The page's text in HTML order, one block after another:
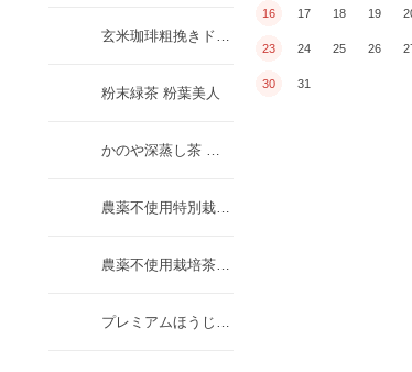
玄米珈琲粗挽きドリップタイプ
粉末緑茶 粉葉美人
かのや深蒸し茶 山霧
農薬不使用特別栽培 かのや深蒸し茶 天神
農薬不使用栽培茶 茶楽三味
プレミアムほうじ茶 煌
16 17 18 19
23 24 25 26
30 31